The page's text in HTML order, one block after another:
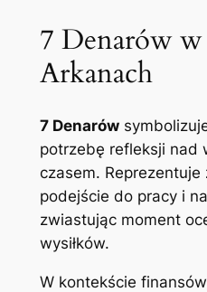
7 Denarów w
Arkanach
7 Denarów
potrzebę refleksji nad
czasem.
podejście do pracy i
zwiastując moment
wysiłków.
W kontekście